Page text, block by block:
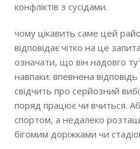
конфліктів з сусідами.
чому цікавить саме цей
відповідає чітко на це
означати, що він надовго
навпаки: впевнена
свідчить про серйозний
поряд працює чи вчиться.
спортом, а недалеко
бігомим доріжками чи